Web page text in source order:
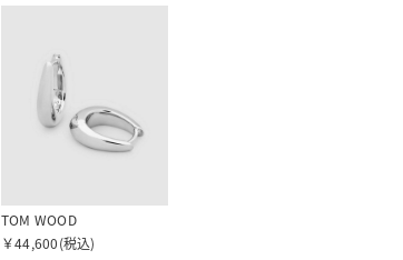
TOM WOOD
￥44,600(税込)